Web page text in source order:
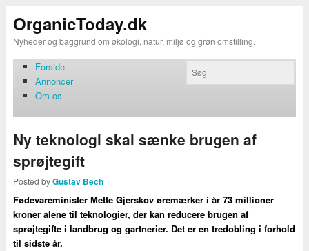
OrganicToday.dk
Nyheder og baggrund om økologi, natur, miljø og grøn omstilling.
Forside
Annoncer
Om os
Ny teknologi skal sænke brugen af
sprøjtegift
Posted byGustav Bech
Fødevareminister Mette Gjerskov øremærker i år 73 millioner
kroner alene til teknologier, der kan reducere brugen af
sprøjtegifte i landbrug og gartnerier. Det er en tredobling i forhold
til sidste år.